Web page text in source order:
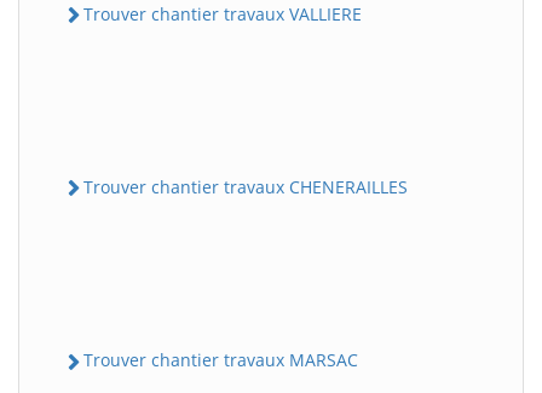
Trouver chantier travaux VALLIERE
Trouver chantier travaux CHENERAILLES
Trouver chantier travaux MARSAC